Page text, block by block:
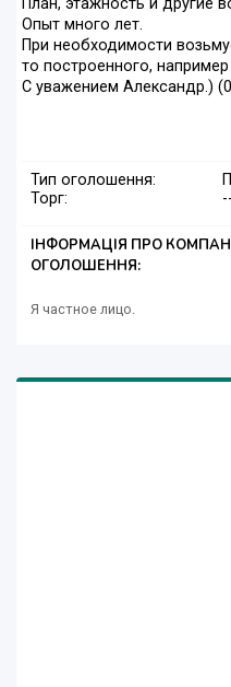
План, этажность и
Опыт много лет.
При необходимости
то построенного,
С уважением Александр.)
Тип оголошення:
Торг:
--
ІНФОРМАЦІЯ ПРО
ОГОЛОШЕННЯ:
Я частное лицо.